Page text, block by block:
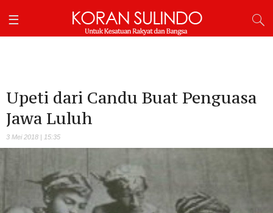
Upeti dari Candu Buat Penguasa
Jawa Luluh
3 Mei 2018 | 15:35